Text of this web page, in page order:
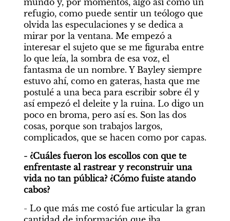
mundo y, por momentos, algo así como un
refugio, como puede sentir un teólogo que
olvida las especulaciones y se dedica a
mirar por la ventana. Me empezó a
interesar el sujeto que se me figuraba entre
lo que leía, la sombra de esa voz, el
fantasma de un nombre. Y Bayley siempre
estuvo ahí, como en gateras, hasta que me
postulé a una beca para escribir sobre él y
así empezó el deleite y la ruina. Lo digo un
poco en broma, pero así es. Son las dos
cosas, porque son trabajos largos,
complicados, que se hacen como por capas.
- ¿Cuáles fueron los escollos con que te
enfrentaste al rastrear y reconstruir una
vida no tan pública? ¿Cómo fuiste atando
cabos?
- Lo que más me costó fue articular la gran